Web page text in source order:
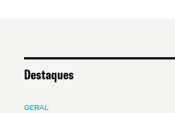
Destaques
GERAL